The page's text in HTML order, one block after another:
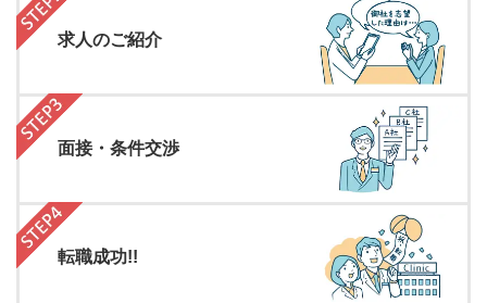
求人のご紹介
面接・条件交渉
転職成功!!